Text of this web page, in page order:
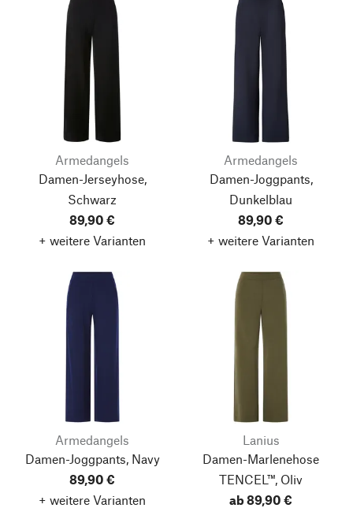
Armedangels
Damen-Jerseyhose,
Schwarz
89,90 €
+ weitere Varianten
Armedangels
Damen-Joggpants,
Dunkelblau
89,90 €
+ weitere Varianten
Armedangels
Damen-Joggpants, Navy
89,90 €
+ weitere Varianten
Lanius
Damen-Marlenehose
TENCEL™, Oliv
ab 89,90 €